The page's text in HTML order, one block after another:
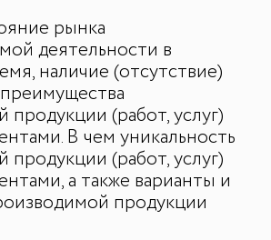
рынка
деятельности в
наличие (отсутствие)
(работ, услуг)
В чем уникальность
(работ, услуг)
а также варианты и
продукции